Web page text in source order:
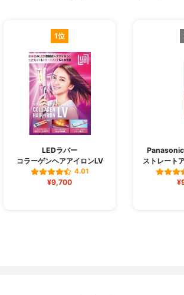
1位
LEDラバー
コラーゲンヘアアイロンLV
4.01
¥9,700
ストレート